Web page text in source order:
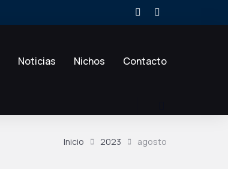
Noticias Nichos Contacto
Inicio 2023 agosto